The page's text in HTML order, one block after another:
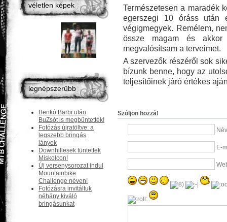
véletlen képek
legnépszerűbb
Benkó Barbi után
BuZsót is megbüntették!
Fotózás újratöltve: a
legszebb bringás
lányok
Downhillesek tüntettek
Miskolcon!
Új versenysorozat indul
Mountainbike
Challenge néven!
Fotózásra invitáltuk
néhány kiváló
bringásunkat
Természetesen a maradék
egerszegi 10 óráss után
végigmegyek. Remélem,
össze magam és akkor
megvalósítsam a terveimet.
A szervezők részéről sok
bízunk benne, hogy az
teljesítőinek járó értékes
Szóljon hozzá!
E-